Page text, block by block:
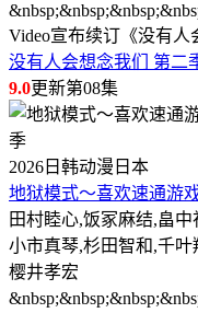
Video宣布续订《没有人
没有人会想念我们 第二
9.0更新第08集
2026 日韩动漫 日本
地狱模式～喜欢速通游
田村睦心,饭冢麻结,畠
小市真琴,杉田智和,千
樱井孝宏